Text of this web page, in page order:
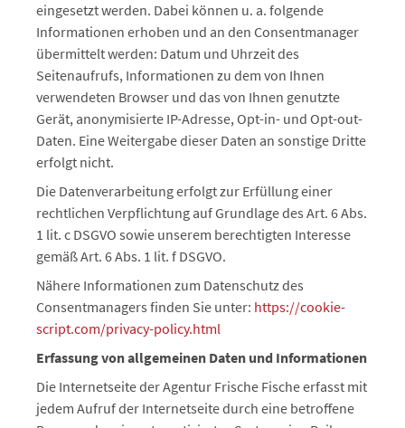
eingesetzt werden. Dabei können u. a. folgende
Informationen erhoben und an den Consentmanager
übermittelt werden: Datum und Uhrzeit des
Seitenaufrufs, Informationen zu dem von Ihnen
verwendeten Browser und das von Ihnen genutzte
Gerät, anonymisierte IP-Adresse, Opt-in- und Opt-out-
Daten. Eine Weitergabe dieser Daten an sonstige Dritte
erfolgt nicht.
Die Datenverarbeitung erfolgt zur Erfüllung einer
rechtlichen Verpflichtung auf Grundlage des Art. 6 Abs.
1 lit. c DSGVO sowie unserem berechtigten Interesse
gemäß Art. 6 Abs. 1 lit. f DSGVO.
Nähere Informationen zum Datenschutz des
Consentmanagers finden Sie unter: https://cookie-
script.com/privacy-policy.html
Erfassung von allgemeinen Daten und Informationen
Die Internetseite der Agentur Frische Fische erfasst mit
jedem Aufruf der Internetseite durch eine betroffene